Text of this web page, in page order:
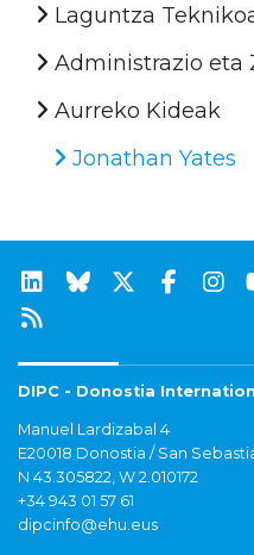
Laguntza
Administrazio eta
Aurreko Kideak
Jonathan Yates
DIPC - Donostia
Manuel Lardizabal 4
E20018 Donostia / San
N 43.305822, W 2.010172
+34 943 01 57 61
dipcinfo@ehu.eus